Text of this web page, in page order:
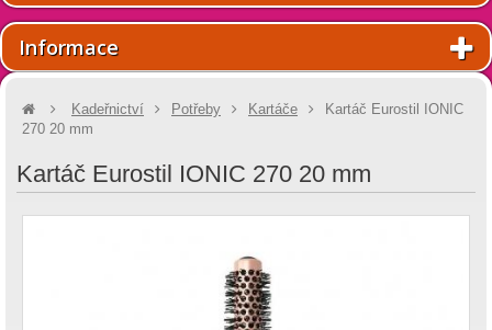
Informace
Kadeřnictví Potřeby Kartáče
Kartáč Eurostil IONIC
270 20 mm
Kartáč Eurostil IONIC 270 20 mm